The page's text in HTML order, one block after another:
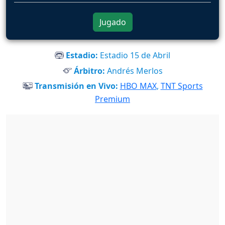
Jugado
Estadio: Estadio 15 de Abril
Árbitro: Andrés Merlos
Transmisión en Vivo: HBO MAX, TNT Sports
Premium